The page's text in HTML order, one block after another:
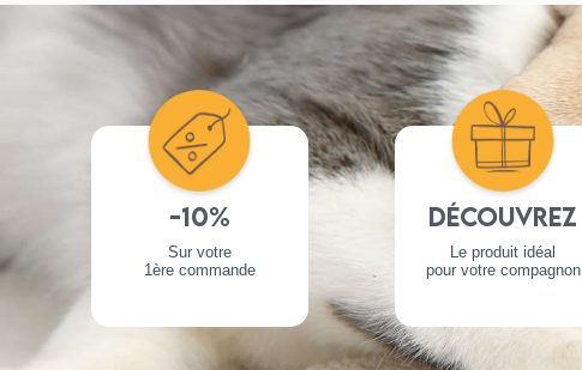
-10%
Sur votre
1ère commande
Découvrez
Le produit idéal
pour votre compagnon